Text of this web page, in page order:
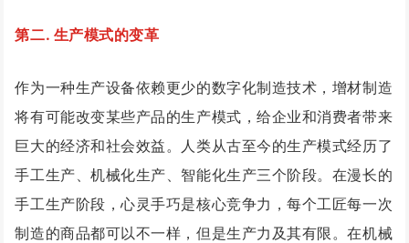
第二. 生产模式的变革
作为一种生产设备依赖更少的数字化制造技术，增材制造
将有可能改变某些产品的生产模式，给企业和消费者带来
巨大的经济和社会效益。人类从古至今的生产模式经历了
手工生产、机械化生产、智能化生产三个阶段。在漫长的
手工生产阶段，心灵手巧是核心竞争力，每个工匠每一次
制造的商品都可以不一样，但是生产力及其有限。在机械